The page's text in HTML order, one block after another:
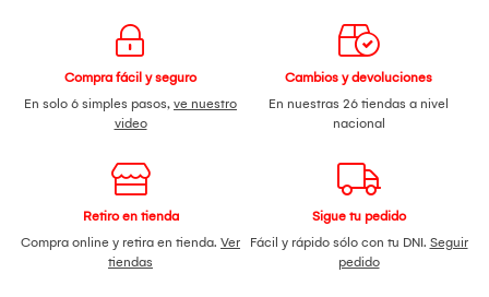
Compra fácil y seguro
En solo 6 simples pasos, ve nuestro
video
Cambios y devoluciones
En nuestras 26 tiendas a nivel
nacional
Retiro en tienda
Compra online y retira en tienda. Ver
tiendas
Sigue tu pedido
Fácil y rápido sólo con tu DNI. Seguir
pedido